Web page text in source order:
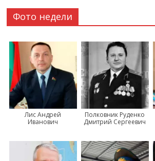
Фото недели
Лис Андрей
Иванович
Полковник Руденко
Дмитрий Сергеевич